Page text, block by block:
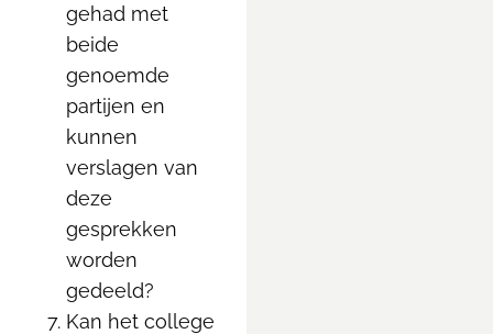
gehad met
beide
genoemde
partijen en
kunnen
verslagen van
deze
gesprekken
worden
gedeeld?
Kan het college